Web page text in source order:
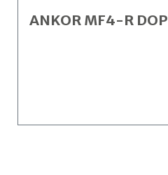
ANKOR MF4-R DOP